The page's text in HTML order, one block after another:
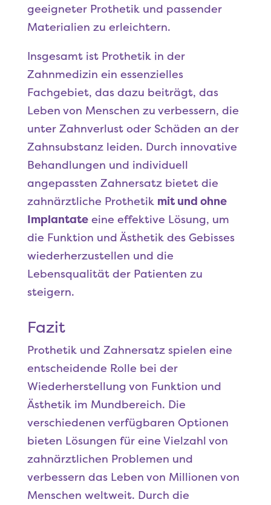
geeigneter Prothetik und passender
Materialien zu erleichtern.
Insgesamt ist Prothetik in der
Zahnmedizin ein essenzielles
Fachgebiet, das dazu beiträgt, das
Leben von Menschen zu verbessern, die
unter Zahnverlust oder Schäden an der
Zahnsubstanz leiden. Durch innovative
Behandlungen und individuell
angepassten Zahnersatz bietet die
zahnärztliche Prothetik mit und ohne
Implantateeine effektive Lösung, um
die Funktion und Ästhetik des Gebisses
wiederherzustellen und die
Lebensqualität der Patienten zu
steigern.
Fazit
Prothetik und Zahnersatz spielen eine
entscheidende Rolle bei der
Wiederherstellung von Funktion und
Ästhetik im Mundbereich. Die
verschiedenen verfügbaren Optionen
bieten Lösungen für eine Vielzahl von
zahnärztlichen Problemen und
verbessern das Leben von Millionen von
Menschen weltweit. Durch die